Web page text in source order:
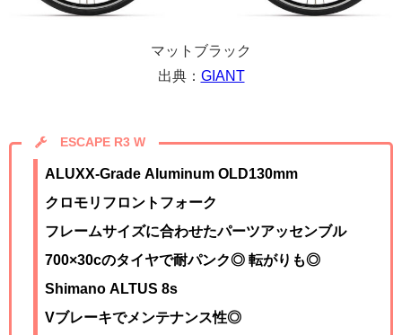
マットブラック
出典： GIANT
ESCAPE R3 W
ALUXX-Grade Aluminum OLD130mm
クロモリフロントフォーク
フレームサイズに合わせたパーツアッセンブル
700×30cのタイヤで耐パンク◎ 転がりも◎
Shimano ALTUS 8s
Vブレーキでメンテナンス性◎